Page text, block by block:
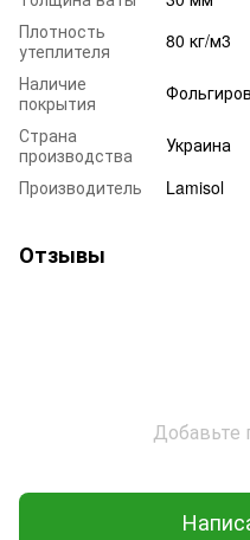
Плотность
утеплителя
80 кг/м3
Наличие
покрытия
Страна
производства
Украина
Производитель
Lamisol
Отзывы
Добавьте